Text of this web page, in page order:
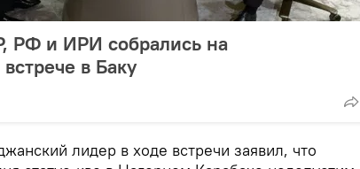
РФ и ИРИ собрались на
в Баку
лидер в ходе встречи заявил, что